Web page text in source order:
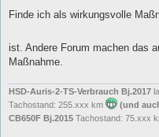
i
g
Finde ich als wirkungsvolle
ist. Andere Forum machen das
Maßnahme.
HSD-Auris-2-TS-Verbrauch Bj.2017
Tachostand: 255.xxx km
(und
CB650F Bj.2015 Tachostand: 75.xxx